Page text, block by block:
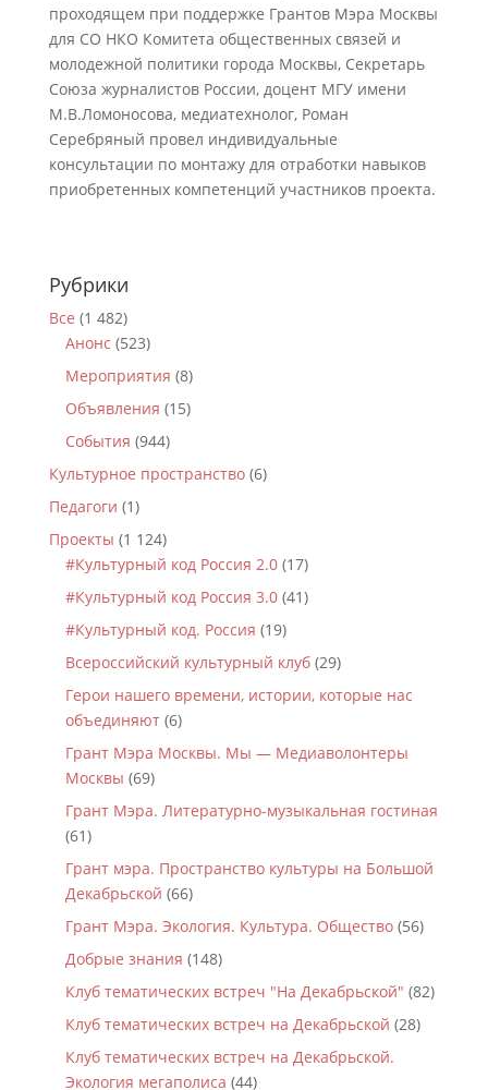
проходящем при поддержке Грантов Мэра Москвы
для СО НКО Комитета общественных связей и
молодежной политики города Москвы, Секретарь
Союза журналистов России, доцент МГУ имени
М.В.Ломоносова, медиатехнолог, Роман
Серебряный провел индивидуальные
консультации по монтажу для отработки навыков
приобретенных компетенций участников проекта.
Рубрики
Все (1 482)
Анонс (523)
Мероприятия (8)
Объявления (15)
События (944)
Культурное пространство(6)
Педагоги (1)
Проекты (1 124)
#Культурный код Россия 2.0(17)
#Культурный код Россия 3.0(41)
#Культурный код. Россия (19)
Всероссийский культурный клуб(29)
Герои нашего времени, истории, которые нас
объединяют(6)
Грант Мэра Москвы. Мы — Медиаволонтеры
Москвы (69)
Грант Мэра. Литературно-музыкальная гостиная
(61)
Грант мэра. Пространство культуры на Большой
Декабрьской (66)
Грант Мэра. Экология. Культура. Общество(56)
Добрые знания (148)
Клуб тематических встреч "На Декабрьской" (82)
Клуб тематических встреч на Декабрьской (28)
Клуб тематических встреч на Декабрьской.
Экология мегаполиса (44)